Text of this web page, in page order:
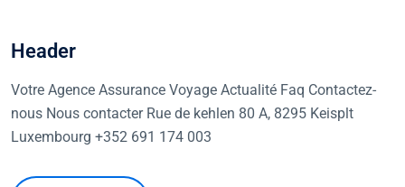
Header
Votre Agence Assurance Voyage Actualité Faq Contactez-
nous Nous contacter Rue de kehlen 80 A, 8295 Keisplt
Luxembourg +352 691 174 003